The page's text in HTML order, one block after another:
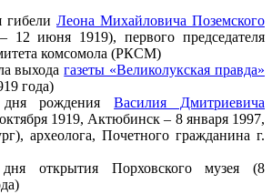
гибели Леона Михайловича Поземского
12 июня 1919), первого председателя
комсомола (РКСМ)
выходагазеты «Великолукская правда»
года)
рожденияВасилия Дмитриевича
1919, Актюбинск – 8 января 1997,
археолога, Почетного гражданина г.
открытия Порховского музея (8